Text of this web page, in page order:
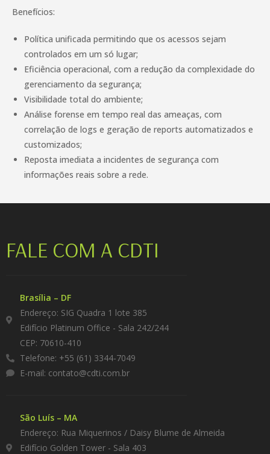
Benefícios:
Política unificada permitindo que os acessos sejam
controlados em um só lugar;
Eficiência operacional, com a redução da complexidade do
gerenciamento da segurança;
Visibilidade total do ambiente;
Análise forense em tempo real das ameaças, com
correlação de logs e geração de reports automatizados e
customizados;
Reposta imediata a incidentes de segurança com
informações reais sobre a rede.
FALE COM A CDTI
Brasília – DF
Endereço: SIG Quadra 1 lote 385
Edifício Platinum Office - Sala 242/244
CEP: 70610-410
Telefone: +55 (61) 3344-7049
E-mail: contato@cdti.com.br
São Luís – MA
Endereço: Rua Miquerinos / Daisy Blume de Almeida
Edifício Golden Tower - Sala 403